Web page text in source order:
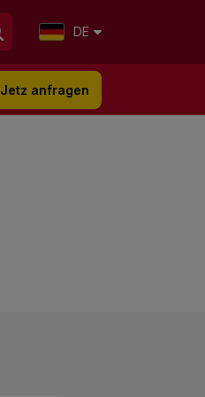
DE
Jetz anfragen